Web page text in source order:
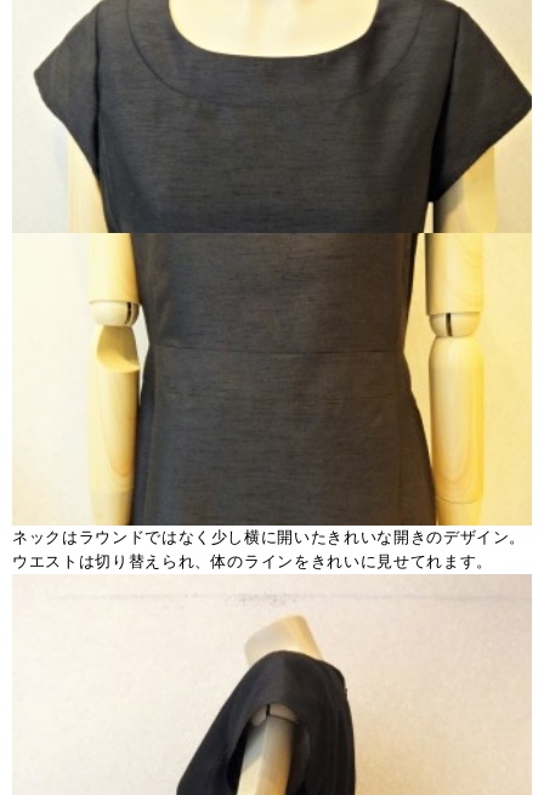
ネックはラウンドではなく少し横に開いたきれいな開きのデザイン。
ウエストは切り替えられ、体のラインをきれいに見せてれます。